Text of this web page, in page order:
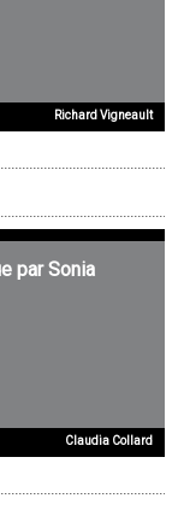
Richard Vigneault
par Sonia
Claudia Collard